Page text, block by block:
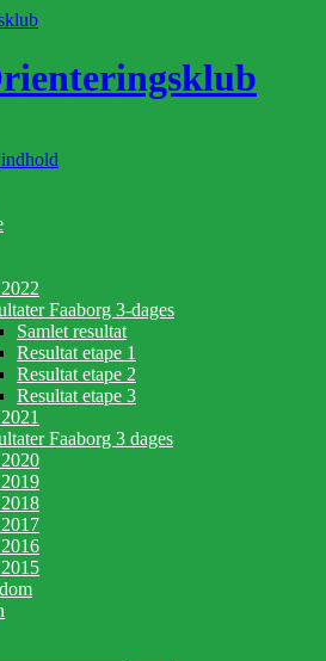
Faaborg 3-dages
Samlet resultat
Resultat etape 1
Resultat etape 2
Resultat etape 3
Faaborg 3 dages